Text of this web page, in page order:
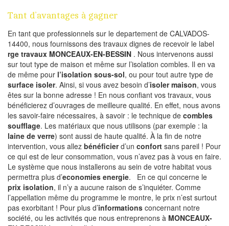
Tant d’avantages à gagner
En tant que professionnels sur le departement de CALVADOS-
14400, nous fournissons des travaux dignes de recevoir le label
rge travaux MONCEAUX-EN-BESSIN . Nous intervenons aussi
sur tout type de maison et même sur l’isolation combles. Il en va
de même pour l’isolation sous-sol, ou pour tout autre type de
surface isoler. Ainsi, si vous avez besoin d’isoler maison, vous
êtes sur la bonne adresse ! En nous confiant vos travaux, vous
bénéficierez d’ouvrages de meilleure qualité. En effet, nous avons
les savoir-faire nécessaires, à savoir : le technique de combles
soufflage. Les matériaux que nous utilisons (par exemple : la
laine de verre) sont aussi de haute qualité. À la fin de notre
intervention, vous allez bénéficierd’un confort sans pareil ! Pour
ce qui est de leur consommation, vous n’avez pas à vous en faire.
Le système que nous installerons au sein de votre habitat vous
permettra plus d’economies energie. En ce qui concerne le
prix isolation, il n’y a aucune raison de s’inquiéter. Comme
l’appellation même du programme le montre, le prix n’est surtout
pas exorbitant ! Pour plus d’informations concernant notre
société, ou les activités que nous entreprenons à MONCEAUX-